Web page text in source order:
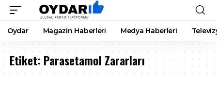
Oydar Magazin Haberleri Medya Haberleri
Etiket: Parasetamol Zararları